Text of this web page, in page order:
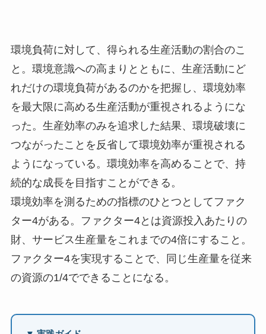
環境負荷に対して、得られる生産活動の割合のこ
と。環境意識への高まりとともに、生産活動にど
れだけの環境負荷があるのかを把握し、環境効率
を最大限に高める生産活動が重視されるようにな
った。生産効率のみを追求した結果、環境破壊に
つながったことを反省して環境効率が重視される
ようになっている。環境効率を高めることで、持
続的な成長を目指すことができる。
環境効率を測るための指標のひとつとしてファク
ター4がある。ファクター4とは資源投入あたりの
財、サービス生産量をこれまでの4倍にすること。
ファクター4を実現することで、同じ生産量を従来
の資源の1/4でできることになる。